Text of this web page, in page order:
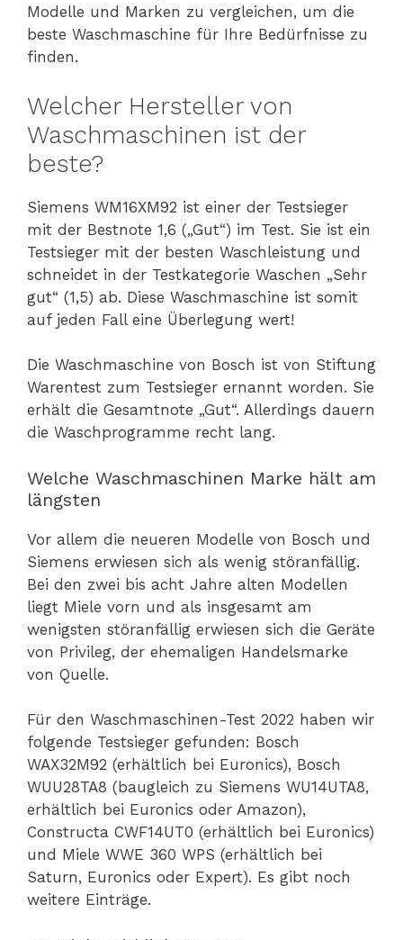
Modelle und Marken zu vergleichen, um die
beste Waschmaschine für Ihre Bedürfnisse zu
finden.
Welcher Hersteller von
Waschmaschinen ist der
beste?
Siemens WM16XM92 ist einer der Testsieger
mit der Bestnote 1,6 („Gut“) im Test. Sie ist ein
Testsieger mit der besten Waschleistung und
schneidet in der Testkategorie Waschen „Sehr
gut“ (1,5) ab. Diese Waschmaschine ist somit
auf jeden Fall eine Überlegung wert!
Die Waschmaschine von Bosch ist von Stiftung
Warentest zum Testsieger ernannt worden. Sie
erhält die Gesamtnote „Gut“. Allerdings dauern
die Waschprogramme recht lang.
Welche Waschmaschinen Marke hält am
längsten
Vor allem die neueren Modelle von Bosch und
Siemens erwiesen sich als wenig störanfällig.
Bei den zwei bis acht Jahre alten Modellen
liegt Miele vorn und als insgesamt am
wenigsten störanfällig erwiesen sich die Geräte
von Privileg, der ehemaligen Handelsmarke
von Quelle.
Für den Waschmaschinen-Test 2022 haben wir
folgende Testsieger gefunden: Bosch
WAX32M92 (erhältlich bei Euronics), Bosch
WUU28TA8 (baugleich zu Siemens WU14UTA8,
erhältlich bei Euronics oder Amazon),
Constructa CWF14UT0 (erhältlich bei Euronics)
und Miele WWE 360 WPS (erhältlich bei
Saturn, Euronics oder Expert). Es gibt noch
weitere Einträge.